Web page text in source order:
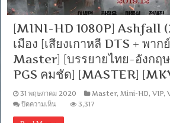
[บรรยาย:
ไทย-
อังกฤษ
+
ซับ
PGS
คม
[MASTER]
[MKV]
[MINI-HD 1080P] Ashfall
เมือง [เสียงเกาหลี DTS + พาก
Master] [บรรยายไทย-อังกฤ
PGS คมชัด] [MASTER]
31 พฤษภาคม 2020 Master, Mini-HD,VIP,
ปิดความเห็น
3,317